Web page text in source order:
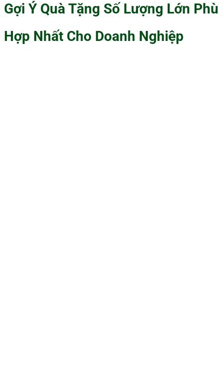
Gợi Ý Quà Tặng Số Lượng Lớn Phù
Hợp Nhất Cho Doanh Nghiệp